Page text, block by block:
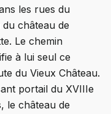
les rues du
château de
Le chemin
à lui seul ce
du Vieux Château.
portail du XVIIIe
le château de